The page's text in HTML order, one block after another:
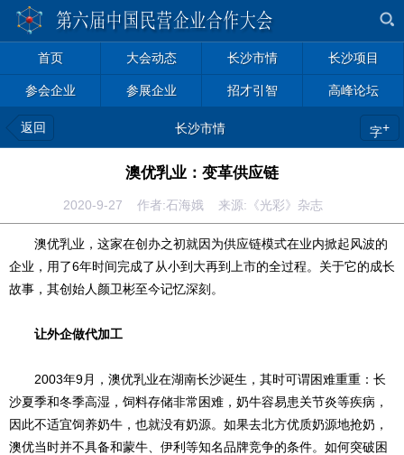
首页 大会动态 长沙市情 长沙项目
参会企业 参展企业 招才引智 高峰论坛
返回 长沙市情 字+
澳优乳业：变革供应链
2020-9-27 作者:石海娥 来源:《光彩》杂志
澳优乳业，这家在创办之初就因为供应链模式在业内掀起风波的
企业，用了6年时间完成了从小到大再到上市的全过程。关于它的成长
故事，其创始人颜卫彬至今记忆深刻。
让外企做代加工
2003年9月，澳优乳业在湖南长沙诞生，其时可谓困难重重：长
沙夏季和冬季高湿，饲料存储非常困难，奶牛容易患关节炎等疾病，
因此不适宜饲养奶牛，也就没有奶源。如果去北方优质奶源地抢奶，
澳优当时并不具备和蒙牛、伊利等知名品牌竞争的条件。如何突破困